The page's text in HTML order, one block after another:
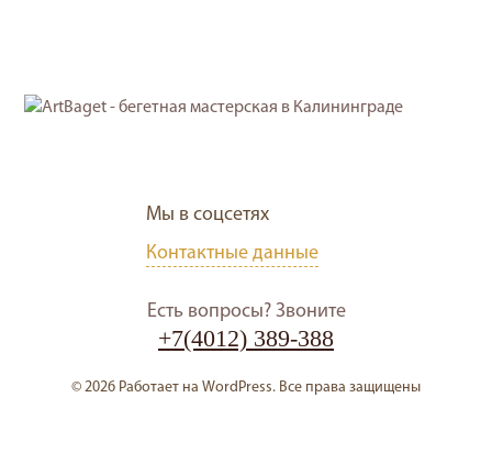
Мы в соцсетях
Контактные данные
Есть вопросы? Звоните
+7(4012) 389-388
© 2026 Работает на WordPress. Все права защищены